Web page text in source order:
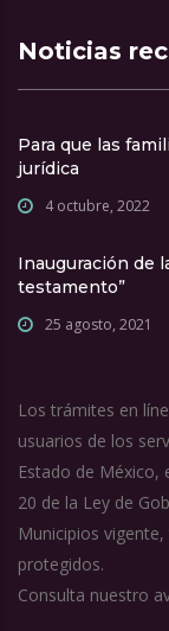
Noticias
Para que las
jurídica
4 octubre, 2022
Inauguración de
testamento”
25 agosto, 2021
Los trámites en
usuarios de los
Estado de México,
20 de la Ley de
Municipios
protegidos.
Consulta nuestro